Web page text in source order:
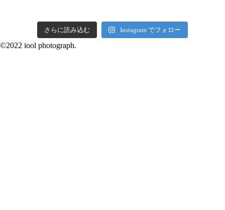
さらに読み込む Instagram でフォロー
©2022 iool photograph.